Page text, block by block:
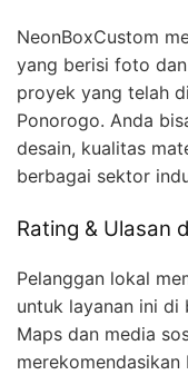
NeonBoxCustom
yang berisi foto
proyek yang telah
Ponorogo. Anda
desain, kualitas
berbagai sektor
Rating & Ulasan
Pelanggan lokal
untuk layanan ini
Maps dan media